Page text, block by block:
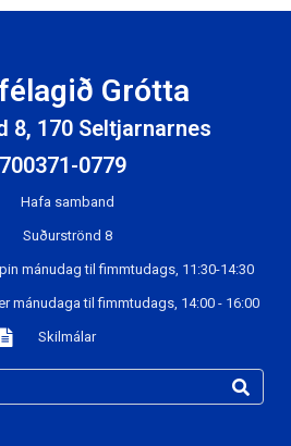
Grótta
8, 170 Seltjarnarnes
0779
Hafa samband
Suðurströnd 8
mánudag til fimmtudags, 11:30-14:30
mánudaga til fimmtudags, 14:00 - 16:00
Skilmálar